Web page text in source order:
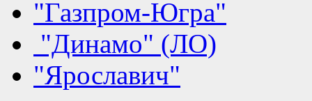
"Газпром-Югра"
"Динамо" (ЛО)
"Ярославич"